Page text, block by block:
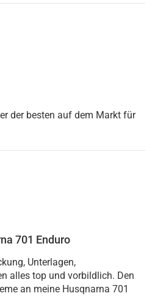
der besten auf dem Markt für
701 Enduro
Unterlagen,
alles top und vorbildlich. Den
an meine Husqnarna 701